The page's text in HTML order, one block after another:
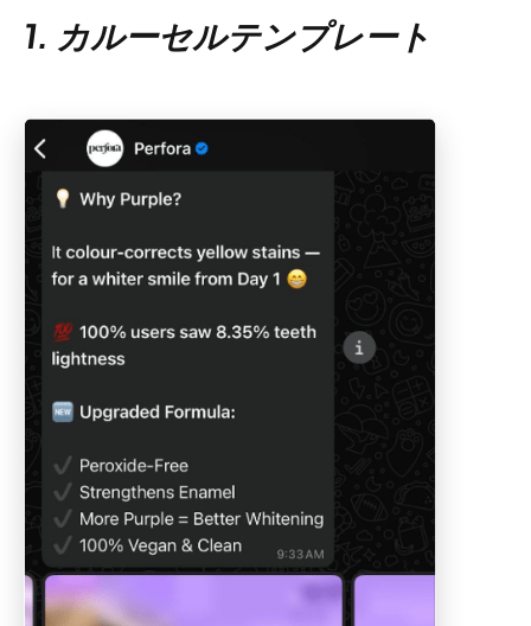
1. カルーセルテンプレート